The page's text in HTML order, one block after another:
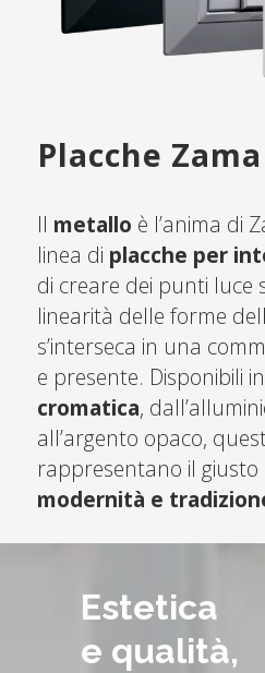
Placche
Il metallo è l’anima di
linea di placche per
di creare dei punti luce
linearità delle forme
s’interseca in una
e presente. Disponibili
cromatica,
all’argento opaco,
rappresentano il
modernità e
Estetica
e qualità,